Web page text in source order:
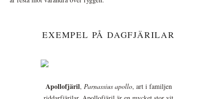
EXEMPEL PÅ DAGFJÄRILAR
Apollofjäril, Parnassius apollo, art i familjen